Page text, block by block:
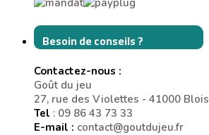
Besoin de conseils ?
Contactez-nous :
Goût du jeu
27, rue des Violettes - 41000 Blois
Tel : 09 86 43 73 33
E-mail : contact@goutdujeu.fr